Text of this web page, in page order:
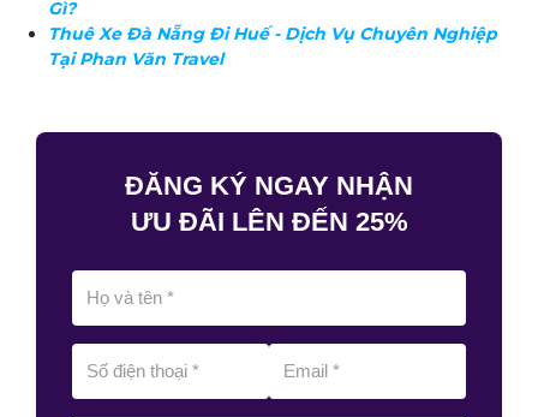
Gì?
Thuê Xe Đà Nẵng Đi Huế - Dịch Vụ Chuyên Nghiệp
Tại Phan Văn Travel
ĐĂNG KÝ NGAY NHẬN
ƯU ĐÃI LÊN ĐẾN 25%